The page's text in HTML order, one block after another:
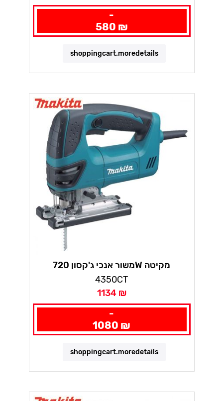
-
580 ₪
shoppingcart.moredetails
משור אנכי ג'קסון 720W מקיטה
4350CT
1134 ₪
-
1080 ₪
shoppingcart.moredetails